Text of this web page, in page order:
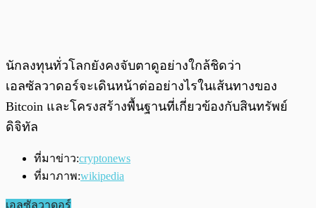
นักลงทุนทั่วโลกยังคงจับตาดูอย่างใกล้ชิดว่า
เอลซัลวาดอร์จะเดินหน้าต่ออย่างไรในเส้นทางของ
Bitcoin และโครงสร้างพื้นฐานที่เกี่ยวข้องกับสินทรัพย์
ดิจิทัล
ที่มาข่าว:cryptonews
ที่มาภาพ:wikipedia
เอลซัลวาดอร์